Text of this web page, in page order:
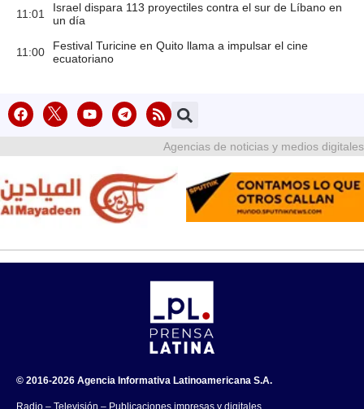
11:01
Israel dispara 113 proyectiles contra el sur de Líbano en
un día
11:00
Festival Turicine en Quito llama a impulsar el cine
ecuatoriano
Agencias de noticias y medios digitales
© 2016-2026 Agencia Informativa Latinoamericana S.A.